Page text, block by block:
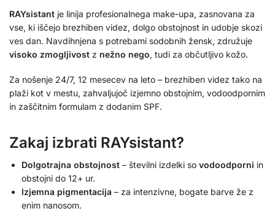
RAYsistant je linija profesionalnega make-upa, zasnovana za
vse, ki iščejo brezhiben videz, dolgo obstojnost in udobje skozi
ves dan. Navdihnjena s potrebami sodobnih žensk, združuje
visoko zmogljivost z nežno nego, tudi za občutljivo kožo.
Za nošenje 24/7, 12 mesecev na leto – brezhiben videz tako na
plaži kot v mestu, zahvaljujoč izjemno obstojnim, vodoodpornim
in zaščitnim formulam z dodanim SPF.
Zakaj izbrati RAYsistant?
Dolgotrajna obstojnost – številni izdelki so vodoodporni in
obstojni do 12+ ur.
Izjemna pigmentacija – za intenzivne, bogate barve že z
enim nanosom.